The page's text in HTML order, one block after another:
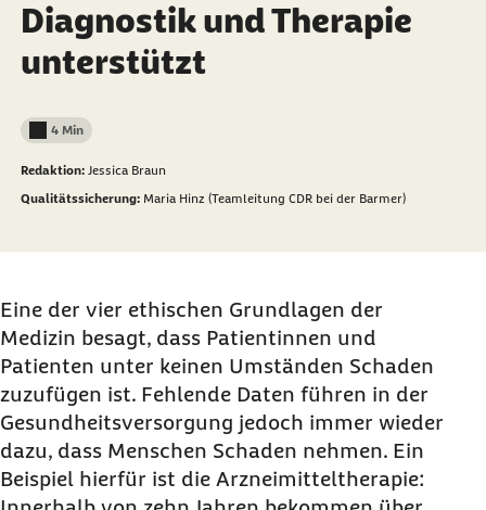
Diagnostik und Therapie
unterstützt
Lesedauer weniger als
4 Min
Redaktion: Jessica Braun
Qualitätssicherung: Maria Hinz (Teamleitung CDR bei der Barmer)
Eine der vier ethischen Grundlagen der
Medizin besagt, dass Patientinnen und
Patienten unter keinen Umständen Schaden
zuzufügen ist. Fehlende Daten führen in der
Gesundheitsversorgung jedoch immer wieder
dazu, dass Menschen Schaden nehmen. Ein
Beispiel hierfür ist die Arzneimitteltherapie: